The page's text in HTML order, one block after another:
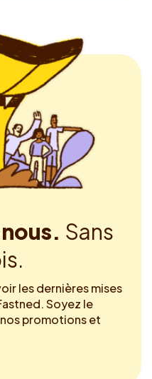
Sans
les dernières mises
Soyez le
promotions et